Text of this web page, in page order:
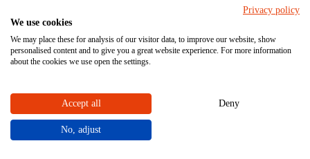
Anzeige- & Bedieneinheiten
Service
Case Studies
Ersatzteile
Datenblätter
Betriebs- & Wartungsanleitungen
Privacy policy
We use cookies
We may place these for analysis of our visitor data, to improve our website, show
personalised content and to give you a great website experience. For more information
about the cookies we use open the settings.
Accept all Deny
No, adjust